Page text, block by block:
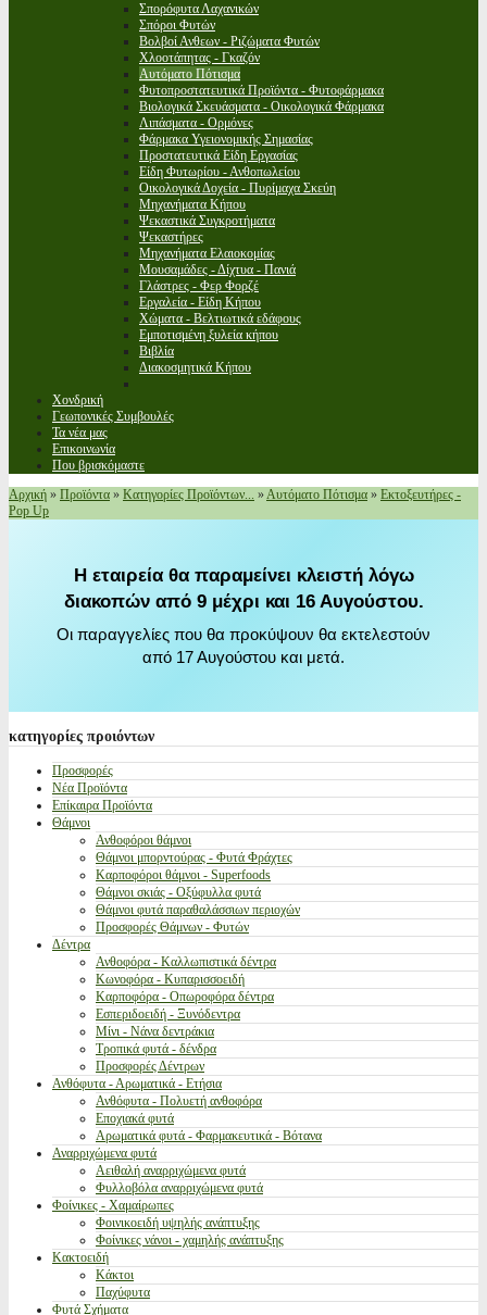
Σπορόφυτα Λαχανικών
Σπόροι Φυτών
Βολβοί Ανθεων - Ριζώματα Φυτών
Χλοοτάπητας - Γκαζόν
Αυτόματο Πότισμα
Φυτοπροστατευτικά Προϊόντα - Φυτοφάρμακα
Βιολογικά Σκευάσματα - Οικολογικά Φάρμακα
Λιπάσματα - Ορμόνες
Φάρμακα Υγειονομικής Σημασίας
Προστατευτικά Είδη Εργασίας
Είδη Φυτωρίου - Ανθοπωλείου
Οικολογικά Δοχεία - Πυρίμαχα Σκεύη
Μηχανήματα Κήπου
Ψεκαστικά Συγκροτήματα
Ψεκαστήρες
Μηχανήματα Ελαιοκομίας
Μουσαμάδες - Δίχτυα - Πανιά
Γλάστρες - Φερ Φορζέ
Εργαλεία - Είδη Κήπου
Χώματα - Βελτιωτικά εδάφους
Εμποτισμένη ξυλεία κήπου
Βιβλία
Διακοσμητικά Κήπου
Χονδρική
Γεωπονικές Συμβουλές
Τα νέα μας
Επικοινωνία
Που βρισκόμαστε
Αρχική » Προϊόντα » Κατηγορίες Προϊόντων... »Αυτόματο Πότισμα » Εκτοξευτήρες -
Pop Up
Η εταιρεία θα παραμείνει κλειστή λόγω
διακοπών από 9 μέχρι και 16 Αυγούστου.
Οι παραγγελίες που θα προκύψουν θα εκτελεστούν
από 17 Αυγούστου και μετά.
κατηγορίες προιόντων
Προσφορές
Νέα Προϊόντα
Επίκαιρα Προϊόντα
Θάμνοι
Ανθοφόροι θάμνοι
Θάμνοι μπορντούρας - Φυτά Φράχτες
Καρποφόροι θάμνοι - Superfoods
Θάμνοι σκιάς - Οξύφυλλα φυτά
Θάμνοι φυτά παραθαλάσσιων περιοχών
Προσφορές Θάμνων - Φυτών
Δέντρα
Ανθοφόρα - Καλλωπιστικά δέντρα
Κωνοφόρα - Κυπαρισσοειδή
Καρποφόρα - Οπωροφόρα δέντρα
Εσπεριδοειδή - Ξυνόδεντρα
Μίνι - Νάνα δεντράκια
Τροπικά φυτά - δένδρα
Προσφορές Δέντρων
Ανθόφυτα - Αρωματικά - Ετήσια
Ανθόφυτα - Πολυετή ανθοφόρα
Εποχιακά φυτά
Αρωματικά φυτά - Φαρμακευτικά - Βότανα
Αναρριχώμενα φυτά
Αειθαλή αναρριχώμενα φυτά
Φυλλοβόλα αναρριχώμενα φυτά
Φοίνικες - Χαμαίρωπες
Φοινικοειδή υψηλής ανάπτυξης
Φοίνικες νάνοι - χαμηλής ανάπτυξης
Κακτοειδή
Κάκτοι
Παχύφυτα
Φυτά Σχήματα